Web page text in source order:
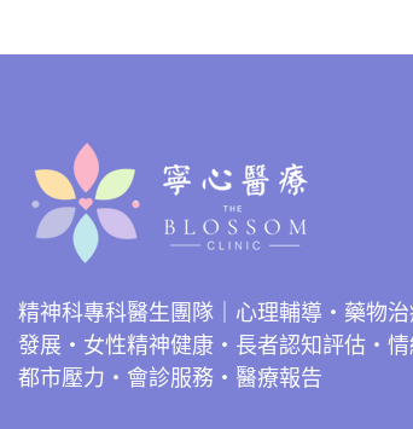
精神科專科醫生團隊｜心理輔導・藥物
發展・女性精神健康・長者認知評估・情
都市壓力・會診服務・醫療報告